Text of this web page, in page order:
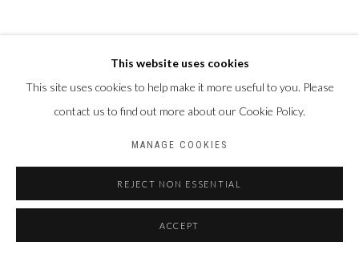
This website uses cookies
This site uses cookies to help make it more useful to you. Please
contact us to find out more about our Cookie Policy.
MANAGE COOKIES
REJECT NON ESSENTIAL
ACCEPT